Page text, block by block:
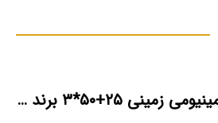
کابل آلومینیومی زمینی ۲۵+۵۰*۳ برند ماهان